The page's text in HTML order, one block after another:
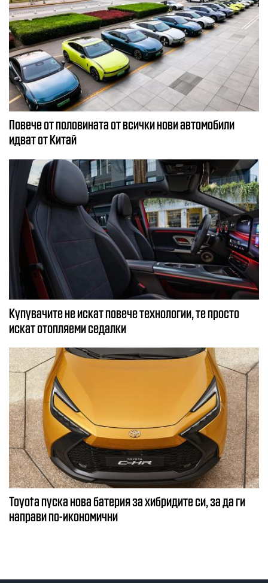
Повече от половината от всички нови автомобили
идват от Китай
Купувачите не искат повече технологии, те просто
искат отопляеми седалки
Toyota пуска нова батерия за хибридите си, за да ги
направи по-икономични